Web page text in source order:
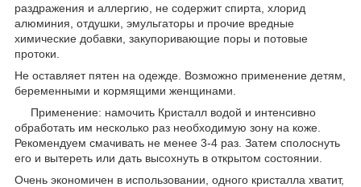
раздражения и аллергию, не содержит спирта, хлорид
алюминия, отдушки, эмульгаторы и прочие вредные
химические добавки, закупоривающие поры и потовые
протоки.
Не оставляет пятен на одежде. Возможно применение детям,
беременными и кормящими женщинами.
Применение: намочить Кристалл водой и интенсивно
обработать им несколько раз необходимую зону на коже.
Рекомендуем смачивать не менее 3-4 раз. Затем сполоснуть
его и вытереть или дать высохнуть в открытом состоянии.
Очень экономичен в использовании, одного кристалла хватит,